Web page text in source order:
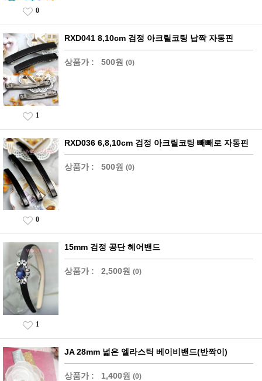
0
RXD041 8,10cm 검정 아크릴코팅 납짝 자동핀
상품가 : 500원 (0)
1
RXD036 6,8,10cm 검정 아크릴코팅 빼빼로 자동핀
상품가 : 500원 (0)
0
15mm 검정 공단 헤어밴드
상품가 : 2,500원 (0)
1
JA 28mm 넓은 엘라스틱 베이비밴드(반짝이)
상품가 : 1,400원 (0)